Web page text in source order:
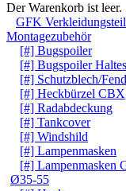
Der Warenkorb ist leer.
GFK
Montagezubehör
[#] Bugspoiler
[#] Bugspoiler
[#] Schutzblech/
[#] Heckbürzel CBX
[#] Radabdeckung
[#] Tankcover
[#] Windshild
[#] Lampenmasken
[#] Lampenmasken
Ø35-55